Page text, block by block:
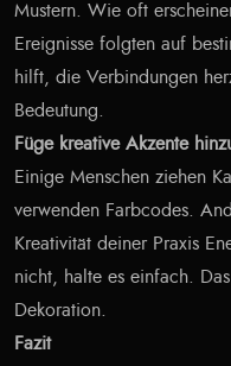
Mustern. Wie oft
Ereignisse folgten auf
hilft, die Verbindungen
Bedeutung.
Füge kreative Akzente
Einige Menschen ziehen
verwenden Farbcodes.
Kreativität deiner Praxis
nicht, halte es einfach.
Dekoration.
Fazit